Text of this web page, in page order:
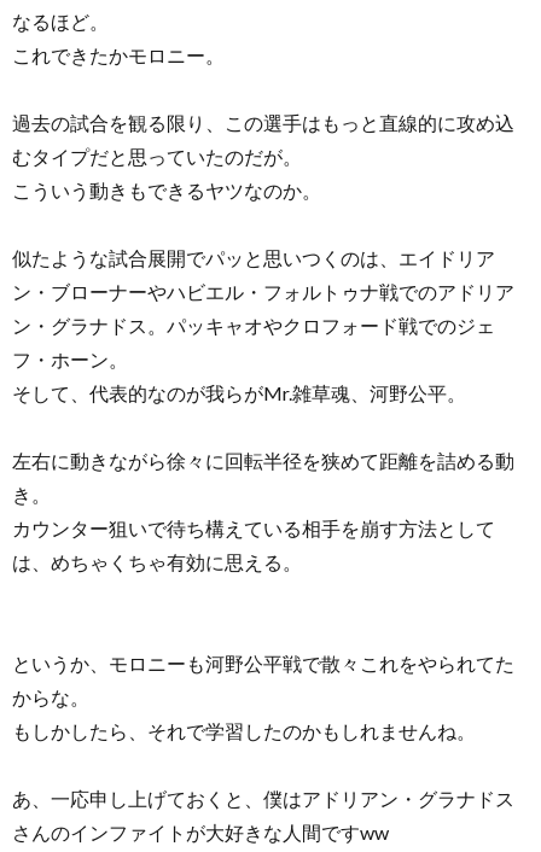
なるほど。
これできたかモロニー。
過去の試合を観る限り、この選手はもっと直線的に攻め込
むタイプだと思っていたのだが。
こういう動きもできるヤツなのか。
似たような試合展開でパッと思いつくのは、エイドリア
ン・ブローナーやハビエル・フォルトゥナ戦でのアドリア
ン・グラナドス。パッキャオやクロフォード戦でのジェ
フ・ホーン。
そして、代表的なのが我らがMr.雑草魂、河野公平。
左右に動きながら徐々に回転半径を狭めて距離を詰める動
き。
カウンター狙いで待ち構えている相手を崩す方法として
は、めちゃくちゃ有効に思える。
というか、モロニーも河野公平戦で散々これをやられてた
からな。
もしかしたら、それで学習したのかもしれませんね。
あ、一応申し上げておくと、僕はアドリアン・グラナドス
さんのインファイトが大好きな人間ですww